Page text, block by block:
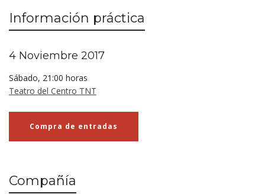
Información práctica
4 Noviembre 2017
Sábado, 21:00 horas
Teatro del Centro TNT
Compra de entradas
Compañía